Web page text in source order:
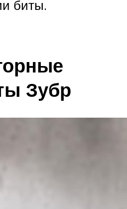
биты.
Зубр